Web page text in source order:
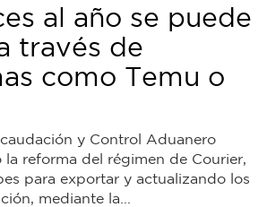
al año se puede
través de
como Temu o
y Control Aduanero
reforma del régimen de Courier,
para exportar y actualizando los
mediante la...